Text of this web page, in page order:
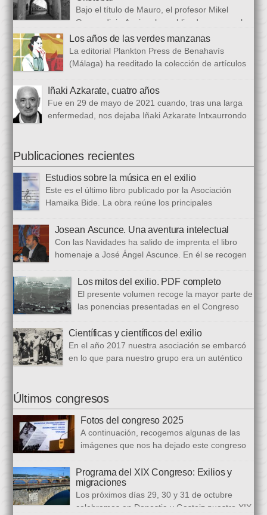
establecer paralelismos entre los fugitivos de la Guerra Civil
española y estos otros hombres y mujeres que arriban a
nuestro país desde territorios […]
Bajo el título de Mauro, el profesor Mikel
Guerendiain Azpiroz ha publicado una novela
histórica en castellano en la que ficciona los sucesos de la
tristemente fuga del fuerte de San Cristobal, en el monte
Ezkaba, una de las mayores evasiones carcelarias de Europa,
que se convirtió en un auténtico baño de sangre: 206
republicanos […]
Los años de las verdes manzanas
La editorial Plankton Press de Benahavís
(Málaga) ha reeditado la colección de artículos
de las verdes manzanas” Cecilia García de Guilarte publicó del
1 de marzo al 24 de octubre de 1968, en el periódico franquista
La Voz de España. Esta colección, dieciséis artículos, había
sido parcialmente […]
Iñaki Azkarate, cuatro años
Fue en 29 de mayo de 2021 cuando, tras una larga
enfermedad, nos dejaba Iñaki Azkarate Intxaurrondo
desde sus mismos inicios. Entre nosotros dejó el recuerdo de
una persona trabajadora y comprometida, que huía de
protagonismos y cargos oficiales. Sus aficiones […]
Publicaciones recientes
Estudios sobre la música en el exilio
Este es el último libro publicado por la Asociación
Hamaika Bide. La obra reúne los principales
celebrado en 2023. Bajo ese epígrafe se han recogido un total
de dieciséis ponencias. El libro se ha estructurado en tres
bloques. En el primero se analizan aspectos generales del arte
popular […]
Josean Ascunce. Una aventura intelectual
Con las Navidades ha salido de imprenta el libro
homenaje a José Ángel Ascunce. En él se recogen
desde diferentes perspectivas, incluyendo una detallada
biografía, bibliografía y una recopilación fotográfica. Los
coordinadores han sido Carmen Gil Fombellida y José Ramón
Zabala. Con ellos han particidado once escritores: […]
Los mitos del exilio. PDF completo
El presente volumen recoge la mayor parte de
las ponencias presentadas en el Congreso
primera vez, hemos acordado difundirlo, además de en
formato papel, en formato PDF con la finalidad de reducir los
costes de correo que supone su difusión. En este PDF es
posible acceder a todos […]
Científicas y científicos del exilio
En el año 2017 nuestra asociación se embarcó
en lo que para nuestro grupo era un auténtico
ciencia del exilio. El objetivo era recuperar y difundir las figuras
y la obra de los científicos y científicas que tuvieron que […]
Últimos congresos
Fotos del congreso 2025
A continuación, recogemos algunas de las
imágenes que nos ha dejado este congreso
distintos escenarios de la Diputación Foral del Gipuzkoa, la
Biblioteca Carlos Santamaría y la Facultad de Letras de la
Universidad del País Vasco en Gasteiz.
Programa del XIX Congreso: Exilios y
migraciones
Los próximos días 29, 30 y 31 de octubre
celebramos en Donostia y Gasteiz nuestro XIX